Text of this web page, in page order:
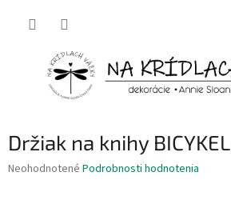
Držiak na knihy BICYKEL
Priemerné
Neohodnotené Podrobnosti hodnotenia